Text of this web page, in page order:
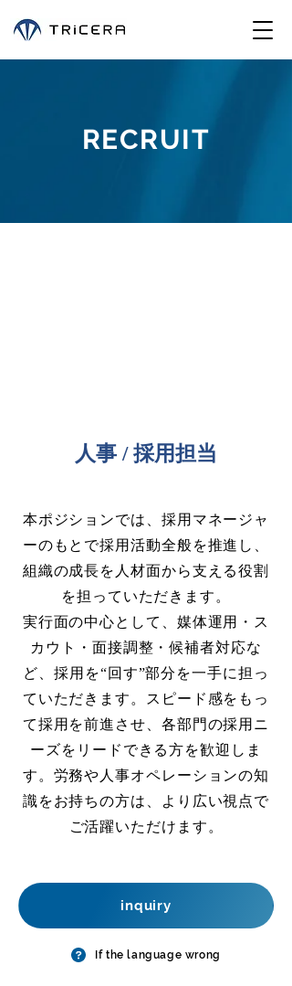
RECRUIT
人事 / 採用担当
本ポジションでは、採用マネージャ
ーのもとで採用活動全般を推進し、
組織の成長を人材面から支える役割
を担っていただきます。
実行面の中心として、媒体運用・ス
カウト・面接調整・候補者対応な
ど、採用を“回す”部分を一手に担っ
ていただきます。スピード感をもっ
て採用を前進させ、各部門の採用ニ
ーズをリードできる方を歓迎しま
す。労務や人事オペレーションの知
識をお持ちの方は、より広い視点で
ご活躍いただけます。
inquiry
If the language wrong